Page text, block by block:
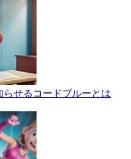
らせるコードブルーとは